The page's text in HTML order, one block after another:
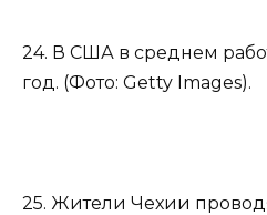
24. В США в среднем
год. (Фото: Getty Images).
25. Жители Чехии